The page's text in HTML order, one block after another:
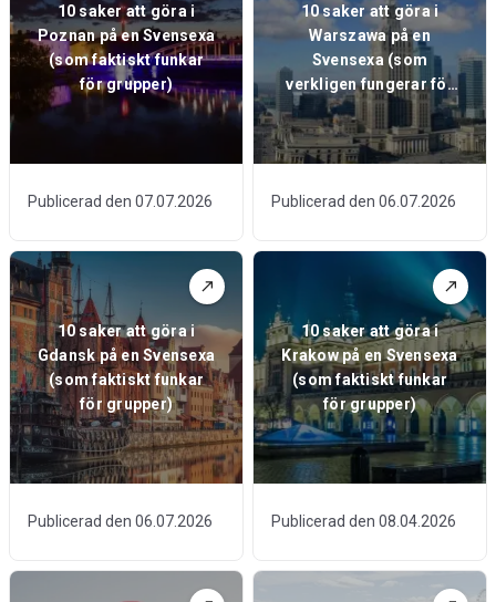
10 saker att göra i
Poznan på en Svensexa
(som faktiskt funkar
för grupper)
Publicerad den 07.07.2026
10 saker att göra i
Warszawa på en
Svensexa (som
verkligen fungerar för
grupper)
Publicerad den 06.07.2026
10 saker att göra i
Gdansk på en Svensexa
(som faktiskt funkar
för grupper)
Publicerad den 06.07.2026
10 saker att göra i
Krakow på en Svensexa
(som faktiskt funkar
för grupper)
Publicerad den 08.04.2026